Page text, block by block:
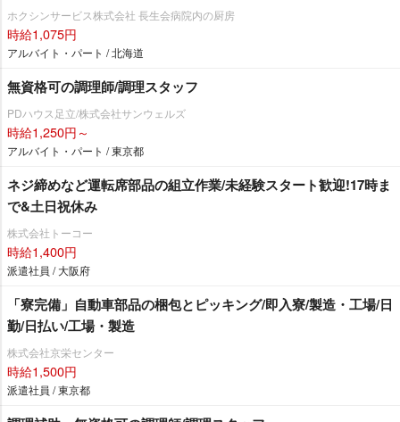
ホクシンサービス株式会社 長生会病院内の厨房
時給1,075円
アルバイト・パート / 北海道
無資格可の調理師/調理スタッフ
PDハウス足立/株式会社サンウェルズ
時給1,250円～
アルバイト・パート / 東京都
ネジ締めなど運転席部品の組立作業/未経験スタート歓迎!17時ま
で&土日祝休み
株式会社トーコー
時給1,400円
派遣社員 / 大阪府
「寮完備」自動車部品の梱包とピッキング/即入寮/製造・工場/日
勤/日払い/工場・製造
株式会社京栄センター
時給1,500円
派遣社員 / 東京都